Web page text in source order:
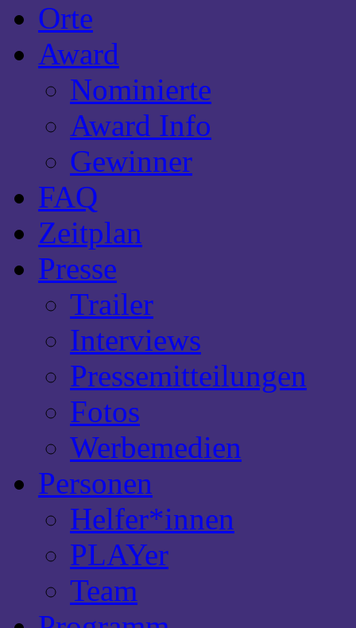
Orte
Award
Nominierte
Award Info
Gewinner
FAQ
Zeitplan
Presse
Trailer
Interviews
Pressemitteilungen
Fotos
Werbemedien
Personen
Helfer*innen
PLAYer
Team